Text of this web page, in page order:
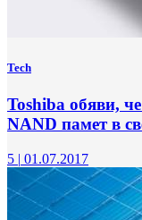
Tech
Toshiba обяви,
NAND памет в
5 | 01.07.2017